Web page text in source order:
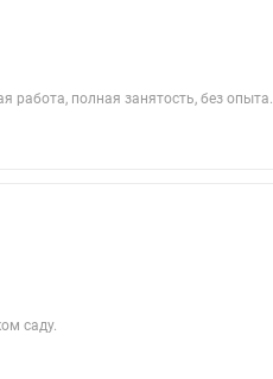
работа, полная занятость, без опыта.
саду.